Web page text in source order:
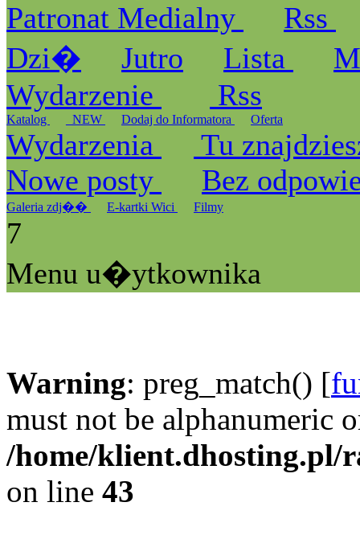
Patronat Medialny
Rss
Dzi�
Jutro Lista
Wydarzenie
Rss
Katalog _NEW Dodaj do Informatora Oferta
Wydarzenia
Tu
Nowe posty
Bez
Galeria zdj�� E-kartki Wici Filmy
7
Menu u�ytkownika
Warning: preg_match() [
must not be alphanumeric
/home/klient.dhosting.pl/
on line 43